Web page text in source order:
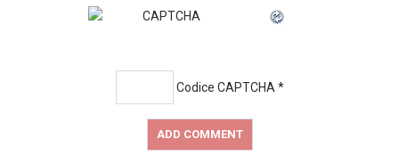
Codice CAPTCHA *